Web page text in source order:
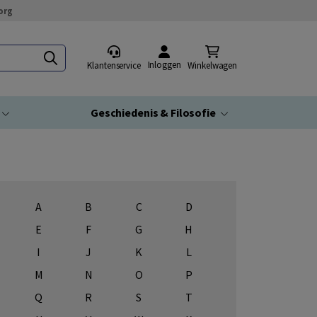
Klantenservice Inloggen Winkelwagen
Geschiedenis & Filosofie
A B C
D
E
F G
H
I
J K
L
M
N O
P
Q
R S
T